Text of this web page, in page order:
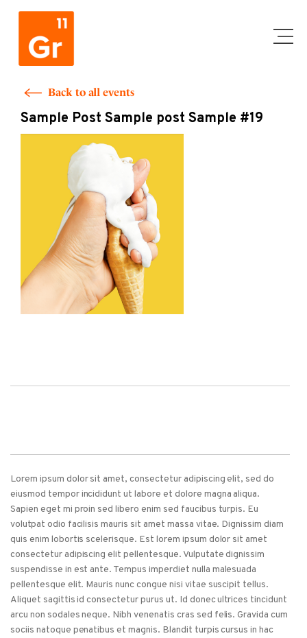
Back to all events
Sample Post Sample post Sample #19
Lorem ipsum dolor sit amet, consectetur adipiscing elit, sed do
eiusmod tempor incididunt ut labore et dolore magna aliqua.
Sapien eget mi proin sed libero enim sed faucibus turpis. Eu
volutpat odio facilisis mauris sit amet massa vitae. Dignissim diam
quis enim lobortis scelerisque. Est lorem ipsum dolor sit amet
consectetur adipiscing elit pellentesque. Vulputate dignissim
suspendisse in est ante. Tempus imperdiet nulla malesuada
pellentesque elit. Mauris nunc congue nisi vitae suscipit tellus.
Aliquet sagittis id consectetur purus ut. Id donec ultrices tincidunt
arcu non sodales neque. Nibh venenatis cras sed felis. Gravida cum
sociis natoque penatibus et magnis. Blandit turpis cursus in hac